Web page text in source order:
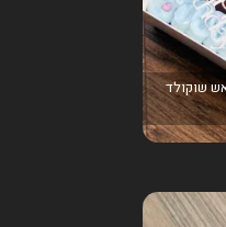
שוקולד